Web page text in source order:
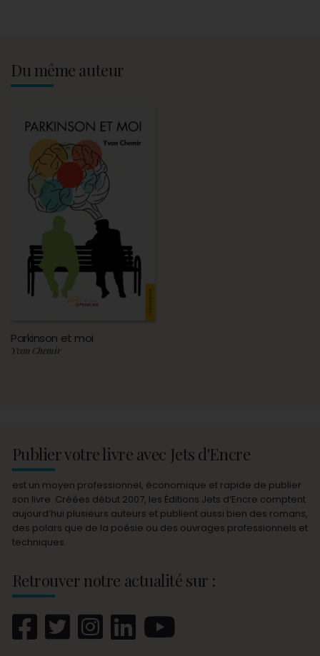
Du même auteur
Parkinson et moi
Yvon Chemir
Publier votre livre avec Jets d'Encre
est un moyen professionnel, économique et rapide de publier
son livre. Créées début 2007, les Éditions Jets d’Encre comptent
aujourd’hui plusieurs auteurs et publient aussi bien des romans,
des polars que de la poésie ou des ouvrages professionnels et
techniques.
Retrouver notre actualité sur :